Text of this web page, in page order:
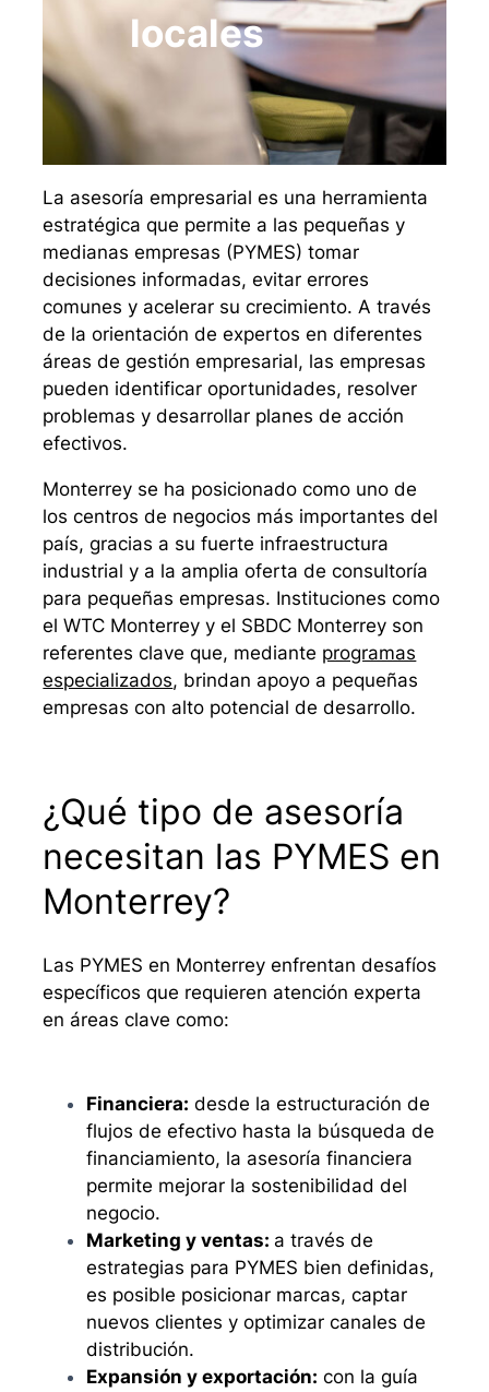
locales
La asesoría empresarial es una herramienta
estratégica que permite a las pequeñas y
medianas empresas (PYMES) tomar
decisiones informadas, evitar errores
comunes y acelerar su crecimiento. A través
de la orientación de expertos en diferentes
áreas de gestión empresarial, las empresas
pueden identificar oportunidades, resolver
problemas y desarrollar planes de acción
efectivos.
Monterrey se ha posicionado como uno de
los centros de negocios más importantes del
país, gracias a su fuerte infraestructura
industrial y a la amplia oferta de consultoría
para pequeñas empresas. Instituciones como
el WTC Monterrey y el SBDC Monterrey son
referentes clave que, mediante programas
especializados, brindan apoyo a pequeñas
empresas con alto potencial de desarrollo.
¿Qué tipo de asesoría
necesitan las PYMES en
Monterrey?
Las PYMES en Monterrey enfrentan desafíos
específicos que requieren atención experta
en áreas clave como:
Financiera: desde la estructuración de
flujos de efectivo hasta la búsqueda de
financiamiento, la asesoría financiera
permite mejorar la sostenibilidad del
negocio.
Marketing y ventas: a través de
estrategias para PYMES bien definidas,
es posible posicionar marcas, captar
nuevos clientes y optimizar canales de
distribución.
Expansión y exportación: con la guía